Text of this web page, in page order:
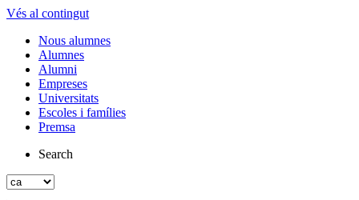
Vés al contingut
Nous alumnes
Alumnes
Alumni
Empreses
Universitats
Escoles i famílies
Premsa
Search